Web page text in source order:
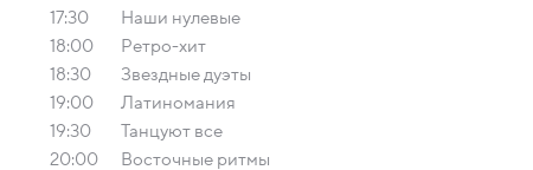
17:30
Наши нулевые
18:00
Ретро-хит
18:30
Звездные дуэты
19:00
Латиномания
19:30
Танцуют все
20:00
Восточные ритмы